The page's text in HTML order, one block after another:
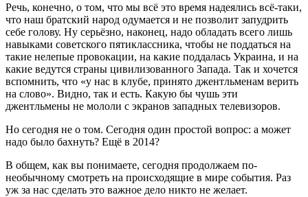
Речь, конечно, о том, что мы всё это время надеялись всё-таки,
что наш братский народ одумается и не позволит запудрить
себе голову. Ну серьёзно, наконец, надо обладать всего лишь
навыками советского пятиклассника, чтобы не поддаться на
такие нелепые провокации, на какие поддалась Украина, и на
какие ведутся страны цивилизованного Запада. Так и хочется
вспомнить, что «у нас в клубе, принято джентльменам верить
на слово». Видно, так и есть. Какую бы чушь эти
джентльмены не мололи с экранов западных телевизоров.
Но сегодня не о том. Сегодня один простой вопрос: а может
надо было бахнуть? Ещё в 2014?
В общем, как вы понимаете, сегодня продолжаем по-
необычному смотреть на происходящие в мире события. Раз
уж за нас сделать это важное дело никто не желает.